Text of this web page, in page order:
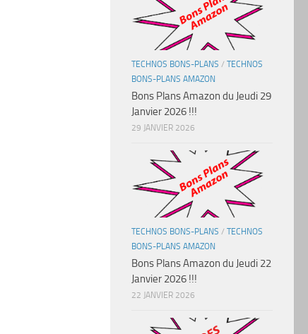
TECHNOS BONS-PLANS / TECHNOS
BONS-PLANS AMAZON
Bons Plans Amazon du Jeudi 29
Janvier 2026 !!!
29 JANVIER 2026
TECHNOS BONS-PLANS / TECHNOS
BONS-PLANS AMAZON
Bons Plans Amazon du Jeudi 22
Janvier 2026 !!!
22 JANVIER 2026